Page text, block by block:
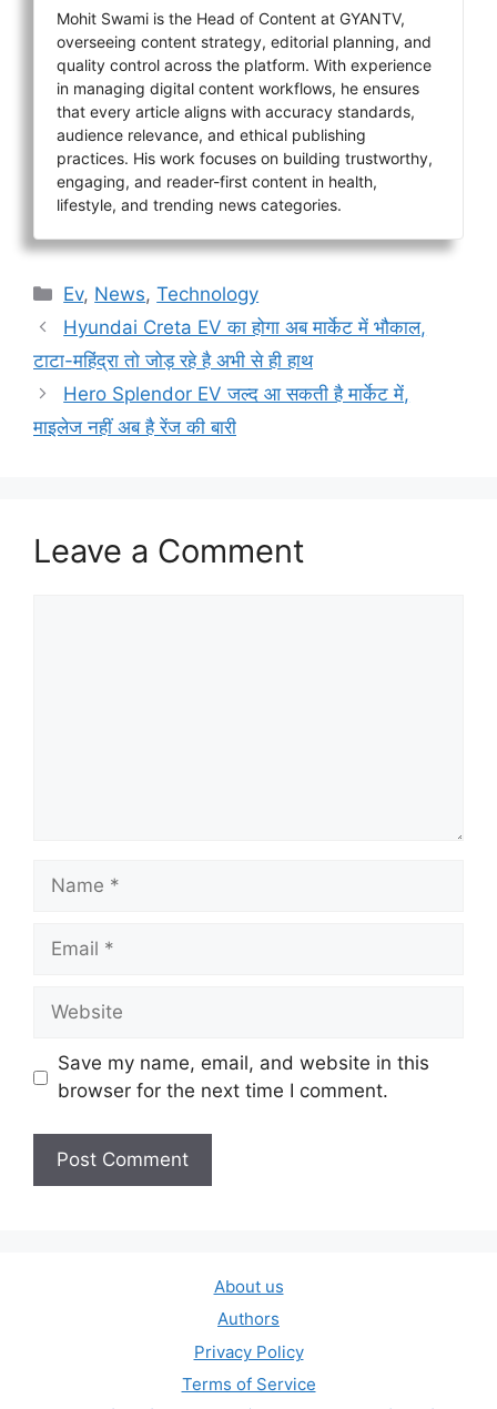
Mohit Swami is the Head of Content at GYANTV,
overseeing content strategy, editorial planning, and
quality control across the platform. With experience
in managing digital content workflows, he ensures
that every article aligns with accuracy standards,
audience relevance, and ethical publishing
practices. His work focuses on building trustworthy,
engaging, and reader-first content in health,
lifestyle, and trending news categories.
Categories
Ev, News,Technology
Hyundai Creta EV का होगा अब मार्केट में भौकाल,
टाटा-महिंद्रा तो जोड़ रहे है अभी से ही हाथ
Hero Splendor EV जल्द आ सकती है मार्केट में,
माइलेज नहीं अब है रेंज की बारी
Leave a Comment
Name
Email
Website
Save my name, email, and website in this
browser for the next time I comment.
About us
Authors
Privacy Policy
Terms of Service